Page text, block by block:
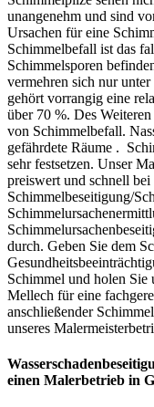
unangenehm und sind
Ursachen für eine
Schimmelbefall ist das
Schimmelsporen
vermehren sich nur
gehört vorrangig eine
über 70 %. Des
von Schimmelbefall.
gefährdete Räume .
sehr festsetzen. Unser
preiswert und schnell bei
Schimmelbeseitigung/
durch. Geben Sie dem
Schimmel und holen Sie
Mellech für eine
anschließender
unseres
einen Malerbetrieb in